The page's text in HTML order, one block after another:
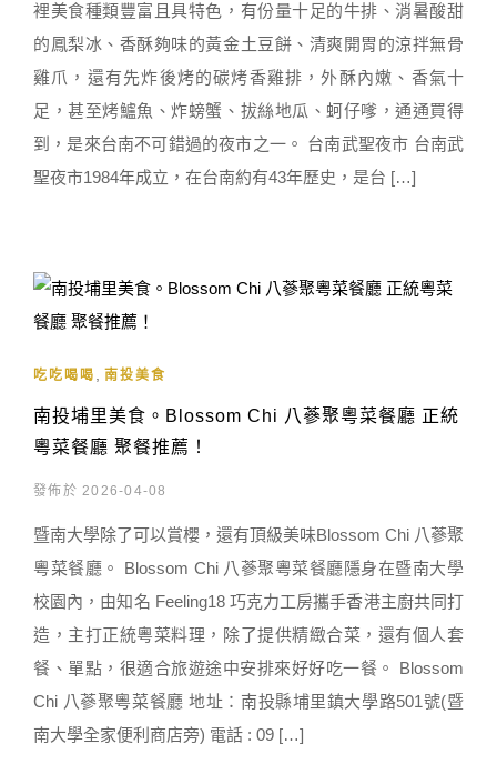
裡美食種類豐富且具特色，有份量十足的牛排、消暑酸甜
的鳳梨冰、香酥夠味的黃金土豆餅、清爽開胃的涼拌無骨
雞爪，還有先炸後烤的碳烤香雞排，外酥內嫩、香氣十
足，甚至烤鱸魚、炸螃蟹、拔絲地瓜、蚵仔嗲，通通買得
到，是來台南不可錯過的夜市之一。 台南武聖夜市 台南武
聖夜市1984年成立，在台南約有43年歷史，是台 […]
吃吃喝喝 南投美食
南投埔里美食。Blossom Chi 八蔘聚粵菜餐廳 正統
粵菜餐廳 聚餐推薦！
發佈於 2026-04-08
暨南大學除了可以賞櫻，還有頂級美味Blossom Chi 八蔘聚
粵菜餐廳。 Blossom Chi 八蔘聚粵菜餐廳隱身在暨南大學
校園內，由知名 Feeling18 巧克力工房攜手香港主廚共同打
造，主打正統粵菜料理，除了提供精緻合菜，還有個人套
餐、單點，很適合旅遊途中安排來好好吃一餐。 Blossom
Chi 八蔘聚粵菜餐廳 地址：南投縣埔里鎮大學路501號(暨
南大學全家便利商店旁) 電話 : 09 […]